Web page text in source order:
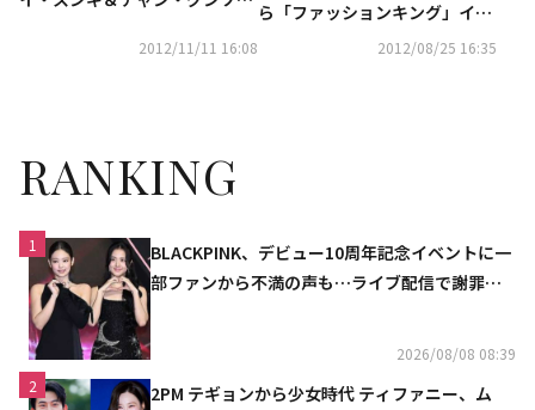
候補者の情勢分析2012/11/11 16:08
ら「ファッションキング」イ・
ジェフンまで“ビジネスマン緊
2012/08/25 16:35
RANKING
1
BLACKPINK、デビュー10周年記念イベントに一
部ファンから不満の声も…ライブ配信で謝罪
2026/08/08 08:39
2
2PM テギョンから少女時代 ティファニー、ム